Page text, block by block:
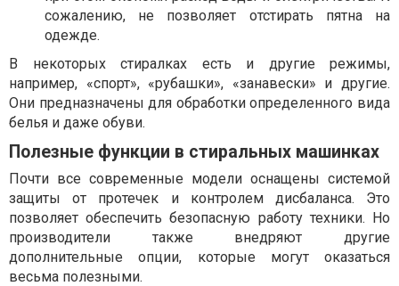
сожалению, не позволяет отстирать пятна на
одежде.
В некоторых стиралках есть и другие режимы,
например, «спорт», «рубашки», «занавески» и другие.
Они предназначены для обработки определенного вида
белья и даже обуви.
Полезные функции в стиральных машинках
Почти все современные модели оснащены системой
защиты от протечек и контролем дисбаланса. Это
позволяет обеспечить безопасную работу техники. Но
производители также внедряют другие
дополнительные опции, которые могут оказаться
весьма полезными.